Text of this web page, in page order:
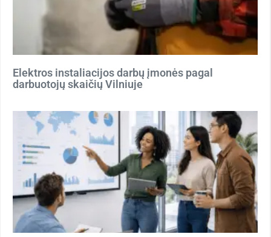
Elektros instaliacijos darbų įmonės pagal
darbuotojų skaičių Vilniuje